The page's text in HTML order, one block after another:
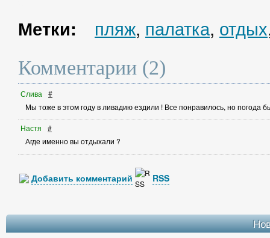
Метки: пляж, палатка, отдых
Комментарии (2)
Слива
#
Мы тоже в этом году в ливадию ездили ! Все понравилось, но погода
Настя
#
Агде именно вы отдыхали ?
Добавить комментарий RSS